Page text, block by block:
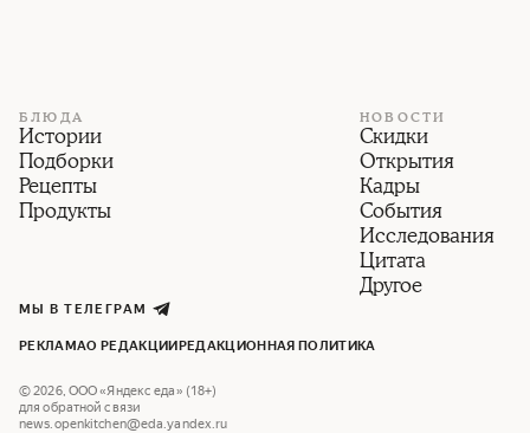
БЛЮДА
Истории
Подборки
Рецепты
Продукты
НОВОСТИ
Скидки
Открытия
Кадры
События
Исследования
Цитата
Другое
МЫ В ТЕЛЕГРАМ
РЕКЛАМАО РЕДАКЦИИРЕДАКЦИОННАЯ ПОЛИТИКА
©2026, ООО «Яндекс еда» (18+)
для обратной связи
news.openkitchen@eda.yandex.ru